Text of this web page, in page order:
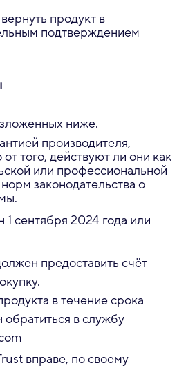
продукт в
подтверждением
ниже.
производителя,
того, действуют ли они как
или профессиональной
законодательства о
сентября 2024 года или
предоставить счёт
в течение срока
в службу
вправе, по своему